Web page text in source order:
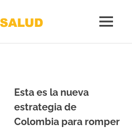
MENÚ
Esta es la nueva
estrategia de
Colombia para romper